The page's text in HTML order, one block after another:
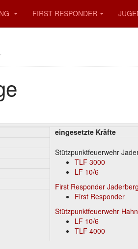
FIRST RESPONDER
eingesetzte Kräfte
Stützpunktfeuerwehr
TLF 3000
LF 10/6
First Responder Jaderberg
First Responder
Stützpunktfeuerwehr Hahn
LF 10/6
TLF 4000